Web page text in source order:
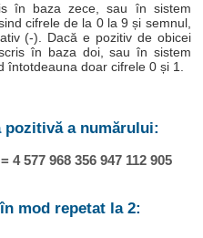
în baza zece, sau în sistem
cifrele de la 0 la 9 și semnul,
(-). Dacă e pozitiv de obicei
în baza doi, sau în sistem
întotdeauna doar cifrele 0 și 1.
pozitivă a numărului:
4 577 968 356 947 112 905
mod repetat la 2: